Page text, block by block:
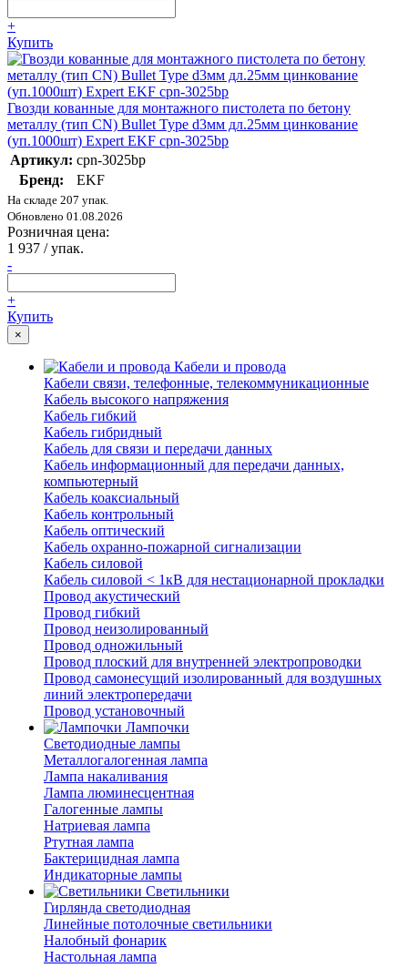
+
Купить
Гвозди кованные для монтажного пистолета по бетону
металлу (тип CN) Bullet Type d3мм дл.25мм цинкование
(уп.1000шт) Expert EKF cpn-3025bp
Артикул: cpn-3025bp
Бренд:
EKF
На складе 207 упак.
Обновлено 01.08.2026
Розничная цена:
1 937 / упак.
-
+
Купить
×
Кабели и провода
Кабели связи, телефонные, телекоммуникационные
Кабель высокого напряжения
Кабель гибкий
Кабель гибридный
Кабель для связи и передачи данных
Кабель информационный для передачи данных,
компьютерный
Кабель коаксиальный
Кабель контрольный
Кабель оптический
Кабель охранно-пожарной сигнализации
Кабель силовой
Кабель силовой < 1кВ для нестационарной прокладки
Провод акустический
Провод гибкий
Провод неизолированный
Провод одножильный
Провод плоский для внутренней электропроводки
Провод самонесущий изолированный для воздушных
линий электропередачи
Провод установочный
Лампочки
Светодиодные лампы
Металлогалогенная лампа
Лампа накаливания
Лампа люминесцентная
Галогенные лампы
Натриевая лампа
Ртутная лампа
Бактерицидная лампа
Индикаторные лампы
Светильники
Гирлянда светодиодная
Линейные потолочные светильники
Налобный фонарик
Настольная лампа